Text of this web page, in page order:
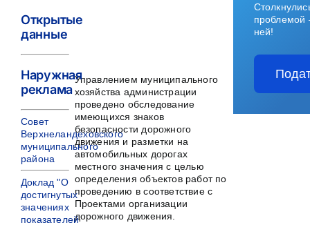
Управлением муниципального
хозяйства администрации
проведено обследование
имеющихся знаков
безопасности дорожного
движения и разметки на
автомобильных дорогах
местного значения с целью
определения объектов работ по
проведению в соответствие с
Проектами организации
дорожного движения.
Открытые
данные
Наружная
реклама
Совет
Верхнеландеховского
муниципального
района
Доклад "О
достигнутых
значениях
показателей
ней!